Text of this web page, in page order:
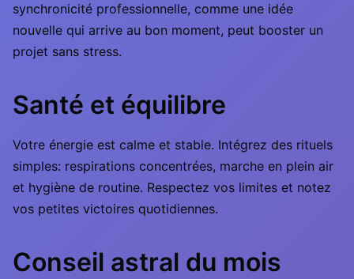
synchronicité professionnelle, comme une idée
nouvelle qui arrive au bon moment, peut booster un
projet sans stress.
Santé et équilibre
Votre énergie est calme et stable. Intégrez des rituels
simples: respirations concentrées, marche en plein air
et hygiène de routine. Respectez vos limites et notez
vos petites victoires quotidiennes.
Conseil astral du mois